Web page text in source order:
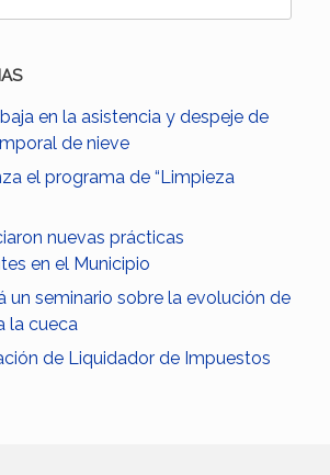
en la asistencia y despeje de
de nieve
el programa de “Limpieza
nuevas prácticas
en el Municipio
un seminario sobre la evolución de
la cueca
de Liquidador de Impuestos